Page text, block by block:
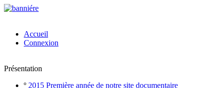
Accueil
Connexion
Présentation
º 2015 Première année de notre site documentaire